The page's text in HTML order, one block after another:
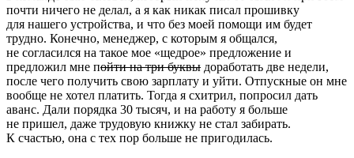
почти ничего не делал, а я как никак писал прошивку
для нашего устройства, и что без моей помощи им будет
трудно. Конечно, менеджер, с которым я общался,
не согласился на такое мое «щедрое» предложение и
предложил мне пойти на три буквы доработать две недели,
после чего получить свою зарплату и уйти. Отпускные он мне
вообще не хотел платить. Тогда я схитрил, попросил дать
аванс. Дали порядка 30 тысяч, и на работу я больше
не пришел, даже трудовую книжку не стал забирать.
К счастью, она с тех пор больше не пригодилась.